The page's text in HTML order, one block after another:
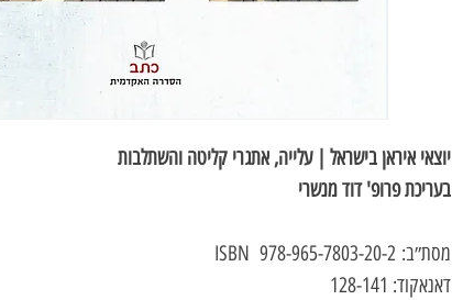
יוצאי איראן בישראל | עלייה, אתגרי קליטה והשתלבות
בעריכת פרופ' דוד מנשרי
מסת״ב: 978-965-7803-20-2 ISBN
דאנאקוד: 128-141